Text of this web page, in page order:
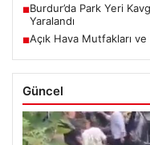
■Burdur’da Park Yeri
Yaralandı
■Açık Hava Mutfakları
Güncel